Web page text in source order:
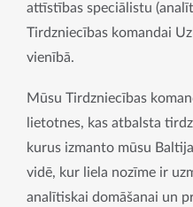
attīstības speciālistu
Tirdzniecības komandai
vienībā.
Mūsu Tirdzniecības
lietotnes, kas atbalsta
kurus izmanto mūsu
vidē, kur liela nozīme ir
analītiskai domāšanai un